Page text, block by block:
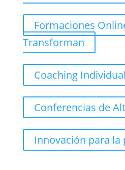
Formaciones
Transforman
Coaching
Conferencias de
Innovación para la